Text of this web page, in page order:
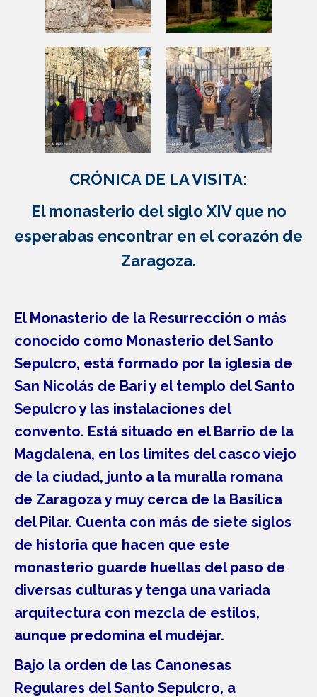
CRÓNICA DE LA VISITA:
El monasterio del siglo XIV que no
esperabas encontrar en el corazón de
Zaragoza.
El Monasterio de la Resurrección o más
conocido como Monasterio del Santo
Sepulcro, está formado por la iglesia de
San Nicolás de Bari y el templo del Santo
Sepulcro y las instalaciones del
convento. Está situado en el Barrio de la
Magdalena, en los límites del casco viejo
de la ciudad, junto a la muralla romana
de Zaragoza y muy cerca de la Basílica
del Pilar. Cuenta con más de siete siglos
de historia que hacen que este
monasterio guarde huellas del paso de
diversas culturas y tenga una variada
arquitectura con mezcla de estilos,
aunque predomina el mudéjar.
Bajo la orden de las Canonesas
Regulares del Santo Sepulcro, a